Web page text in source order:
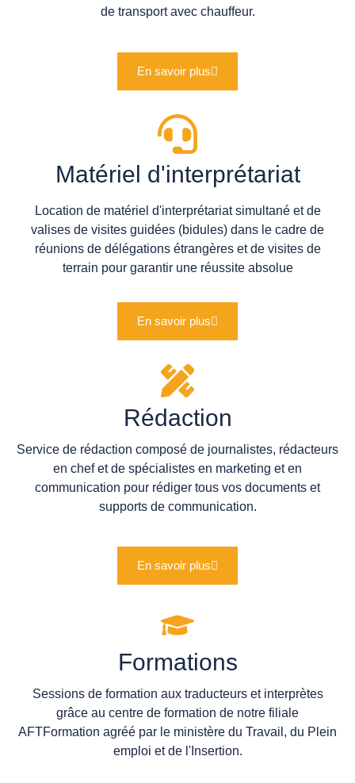
de transport avec chauffeur.
En savoir plus
Matériel d'interprétariat
Location de matériel d'interprétariat simultané et de
valises de visites guidées (bidules) dans le cadre de
réunions de délégations étrangères et de visites de
terrain pour garantir une réussite absolue
En savoir plus
Rédaction
Service de rédaction composé de journalistes, rédacteurs
en chef et de spécialistes en marketing et en
communication pour rédiger tous vos documents et
supports de communication.
En savoir plus
Formations
Sessions de formation aux traducteurs et interprètes
grâce au centre de formation de notre filiale
AFTFormation agréé par le ministère du Travail, du Plein
emploi et de l'Insertion.